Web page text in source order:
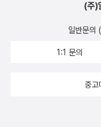
(주)
일반문의
1:1 문의
중고